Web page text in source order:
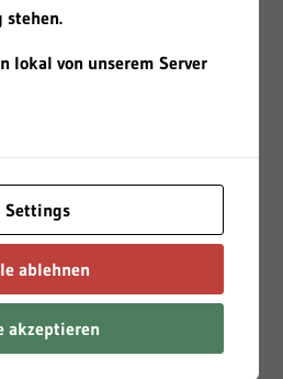
stehen.
lokal von unserem Server
Settings
ablehnen
akzeptieren